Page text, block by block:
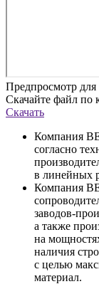
Предпросмотр для
Скачайте файл по
Скачать
Компания
согласно
в линейных
Компания
заводов-
а также
на
наличия
с целью
материал.